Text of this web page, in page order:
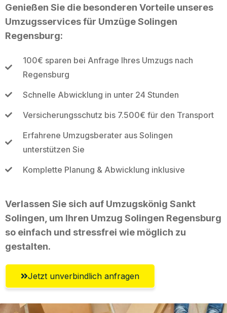
Genießen Sie die besonderen Vorteile unseres
Umzugsservices für Umzüge Solingen
Regensburg:
100€ sparen bei Anfrage Ihres Umzugs nach
Regensburg
Schnelle Abwicklung in unter 24 Stunden
Versicherungsschutz bis 7.500€ für den Transport
Erfahrene Umzugsberater aus Solingen
unterstützen Sie
Komplette Planung & Abwicklung inklusive
Verlassen Sie sich auf Umzugskönig Sankt
Solingen, um Ihren Umzug Solingen Regensburg
so einfach und stressfrei wie möglich zu
gestalten.
Jetzt unverbindlich anfragen